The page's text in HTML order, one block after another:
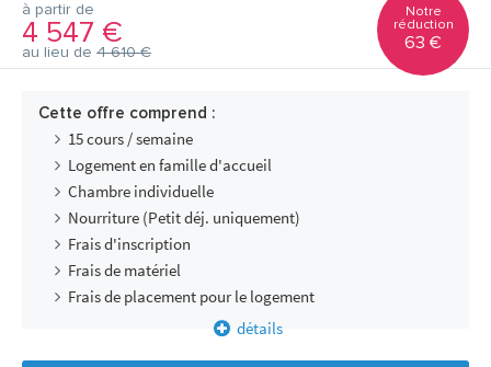
à partir de
4 547 €
au lieu de 4 610 €
Notre
réduction
63 €
Cette offre comprend :
15 cours / semaine
Logement en famille d'accueil
Chambre individuelle
Nourriture (Petit déj. uniquement)
Frais d'inscription
Frais de matériel
Frais de placement pour le logement
détails